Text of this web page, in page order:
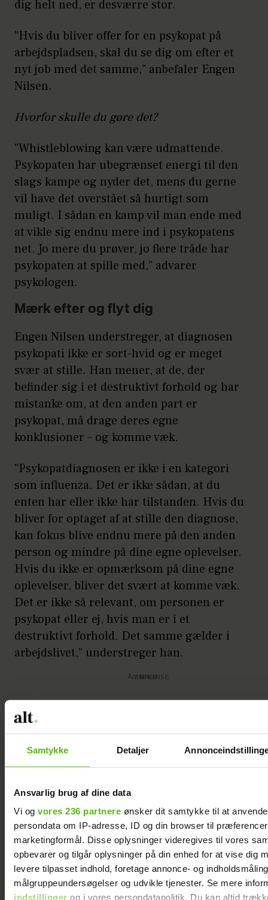
Samtykke Detaljer
Ansvarlig brug af dine data
Vi og vores 236 partnere ønsker dit samtykke til at
persondata om IP-adresse, ID og din browser til
marketingformål. Disse oplysninger videregives til vores
opbevarer og tilgår oplysninger på din enhed for at vise dig
levere tilpasset indhold, foretage annonce- og
målgruppeundersøgelser og udvikle tjenester. Se mere
indstillinger og i vores persondatapolitik. Du kan altid
dig helt ned, er desværre stor.
”Hvis du bliver offer for en psykopat på
arbejdspladsen, skal du se dig om efter et
nyt job med det samme,” anbefaler Engen
Nilsen.
Hvorfor skulle du gøre det?
”Whistleblowing kan være udmattende.
Psykopaten har ubegrænset energi til den
slags kampe og nyder det, mens du gerne
vil have det overstået så hurtigt som
muligt. I sådan en kamp vil man ende med
at vikle sig endnu mere ind i psykopatens
net. Jo mere du prøver, jo flere tråde har
psykopaten at spille med,” advarer
psykologen.
Mærk efter og flyt dig
Engen Nilsen understreger, at diagnosen
psykopati ikke er sort-hvid og er meget
svær at stille. Han mener, at de, der
befinder sig i et destruktivt forhold og har
mistanke om, at den anden part er
psykopat, må drage deres egne
konklusioner – og komme væk.
”Psykopatdiagnosen er ikke i en kategori
som influenza. Det er ikke sådan, at du
enten har eller ikke har tilstanden. Hvis du
bliver for optaget af at stille den diagnose,
kan fokus blive endnu mere på den anden
person og mindre på dine egne oplevelser.
Hvis du ikke er opmærksom på dine egne
oplevelser, bliver det svært at komme væk.
Det er ikke så relevant, om personen er
psykopat eller ej, hvis man er i et
destruktivt forhold. Det samme gælder i
arbejdslivet,” understreger han.
Annonce
Da Ida for tredje gang dukkede
uanmeldt op, ringede hendes mor
til kriselinjen
Det er et synspunkt og råd, som psykolog
Peder Kjøs deler.